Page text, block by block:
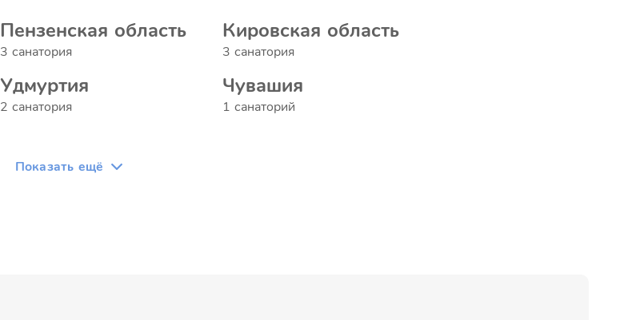
Пензенская область
3 санатория
Кировская область
3 санатория
Удмуртия
2 санатория
Чувашия
1 санаторий
Показать ещё